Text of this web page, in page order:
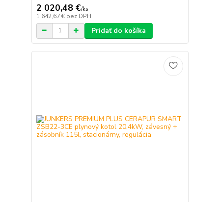
2 020,48 €/ks
1 642,67 € bez DPH
Pridať do košíka